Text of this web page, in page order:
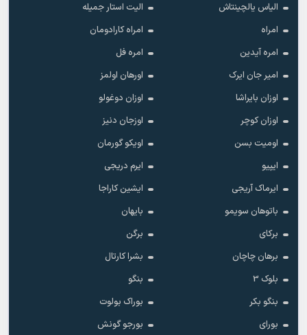
الیاس یالچینتاش
الیت استار جمیله
امراه
امراه کارادومان
امره آیدین
امره فل
امیر جان ایرک
اورهان اولمز
اوزان بایراشا
اوزان دوغولو
اوزان کوچر
اوزجان دنیز
اومیت بسن
اویکو گورمان
ایپیو
ایرم دریجی
ایرماک آریجی
ایشین کاراجا
باتوهان سویمو
بایهان
برکای
برگن
برهان چاچان
بشرا کارتال
بلوک 3
بنگو
بنگو بکر
بوراک بولوت
بورای
بورجو گونش